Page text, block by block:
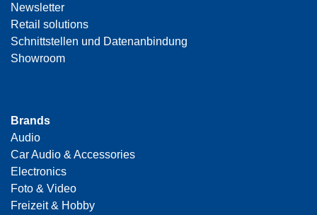
Newsletter
Retail solutions
Schnittstellen und Datenanbindung
Showroom
Brands
Audio
Car Audio & Accessories
Electronics
Foto & Video
Freizeit & Hobby